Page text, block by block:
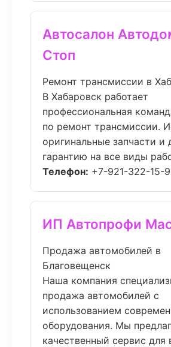
Автосалон
Стоп
Ремонт трансмиссии в
В Хабаровск работает
профессиональная
по ремонт трансмиссии.
оригинальные запчасти и
гарантию на все виды
Телефон: +7-921-322-15-
ИП Автопрофи
Продажа автомобилей в
Благовещенск
Наша компания
продажа автомобилей с
использованием
оборудования. Мы
качественный сервис для